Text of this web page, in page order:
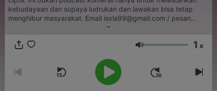
kebudayaan dan supaya ludrukan dan lawakan bisa tetap
menghibur masyarakat. Email isxla99@gmail.com / pesan
Volume 1 x